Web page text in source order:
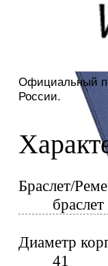
Официальный
России.
Браслет/
Диаметр
41